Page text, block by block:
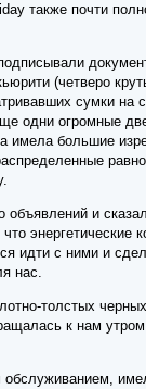
также почти
(четверо
сумки на
одни огромные
имела большие
и
энергетические
идти с ними и
нас.
толстых
к нам